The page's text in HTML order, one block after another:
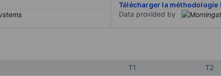
Télécharger la méthodologie
Data provided by
T1 T2